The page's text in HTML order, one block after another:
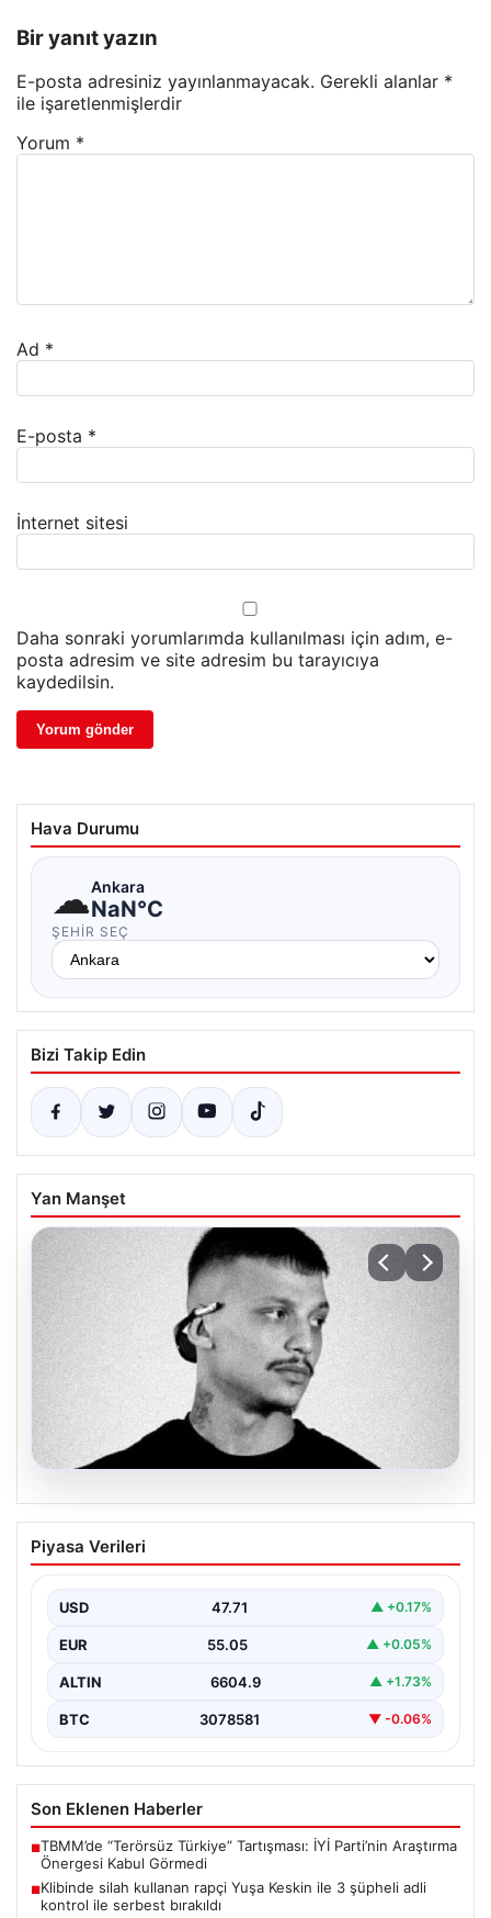
Bir yanıt yazın
E-posta adresiniz yayınlanmayacak. Gerekli alanlar *
ile işaretlenmişlerdir
Yorum *
Ad *
E-posta *
İnternet sitesi
Daha sonraki yorumlarımda kullanılması için adım, e-
posta adresim ve site adresim bu tarayıcıya
kaydedilsin.
Hava Durumu
☁Ankara
NaN°C
ŞEHIR SEÇ
Bizi Takip Edin
Yan Manşet
Klibinde silah kullanan rapçi Yuşa
Keskin ile 3 şüpheli adli kontrol ile
Piyasa Verileri
USD 47.71 ▲ +0.17%
EUR 55.05 ▲ +0.05%
ALTIN 6604.9 ▲ +1.73%
BTC 3078581 ▼ -0.06%
Son Eklenen Haberler
■TBMM’de “Terörsüz Türkiye” Tartışması: İYİ Parti’nin Araştırma
Önergesi Kabul Görmedi
■Klibinde silah kullanan rapçi Yuşa Keskin ile 3 şüpheli adli
kontrol ile serbest bırakıldı